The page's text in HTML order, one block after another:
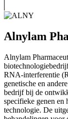
Alnylam
Alnylam
RNA-interferentie
genetische en
bedrijf bij de
specifieke genen
technologie. De